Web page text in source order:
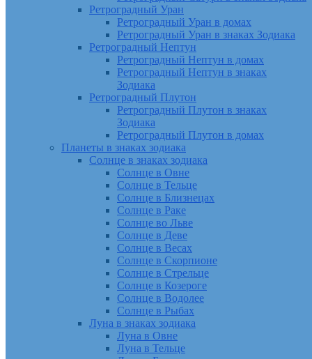
Ретроградный Уран
Ретроградный Уран в домах
Ретроградный Уран в знаках Зодиака
Ретроградный Нептун
Ретроградный Нептун в домах
Ретроградный Нептун в знаках
Зодиака
Ретроградный Плутон
Ретроградный Плутон в знаках
Зодиака
Ретроградный Плутон в домах
Планеты в знаках зодиака
Солнце в знаках зодиака
Солнце в Овне
Солнце в Тельце
Солнце в Близнецах
Солнце в Раке
Солнце во Льве
Солнце в Деве
Солнце в Весах
Солнце в Скорпионе
Солнце в Стрельце
Солнце в Козероге
Солнце в Водолее
Солнце в Рыбах
Луна в знаках зодиака
Луна в Овне
Луна в Тельце